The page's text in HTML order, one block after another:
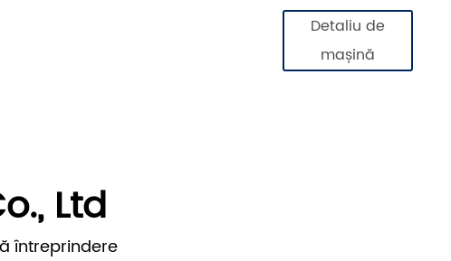
Detaliu de
mașină
Ltd
întreprindere